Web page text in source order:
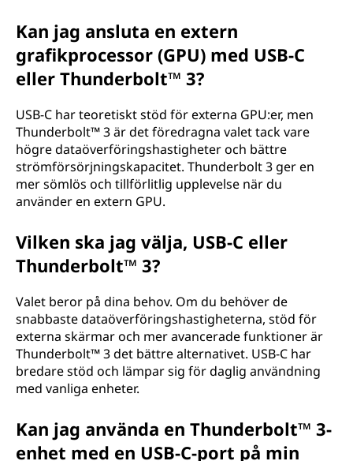
Kan jag ansluta en extern
grafikprocessor (GPU) med USB-C
eller Thunderbolt™ 3?
USB-C har teoretiskt stöd för externa GPU:er, men
Thunderbolt™ 3 är det föredragna valet tack vare
högre dataöverföringshastigheter och bättre
strömförsörjningskapacitet. Thunderbolt 3 ger en
mer sömlös och tillförlitlig upplevelse när du
använder en extern GPU.
Vilken ska jag välja, USB-C eller
Thunderbolt™ 3?
Valet beror på dina behov. Om du behöver de
snabbaste dataöverföringshastigheterna, stöd för
externa skärmar och mer avancerade funktioner är
Thunderbolt™ 3 det bättre alternativet. USB-C har
bredare stöd och lämpar sig för daglig användning
med vanliga enheter.
Kan jag använda en Thunderbolt™ 3-
enhet med en USB-C-port på min